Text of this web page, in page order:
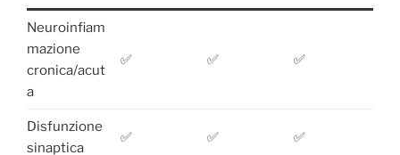
Neuroinfiam
mazione
cronica/acut
a
✅ ✅ ✅
Disfunzione
sinaptica
✅ ✅ ✅